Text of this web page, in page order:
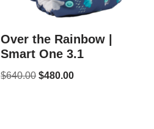
Over the Rainbow |
Smart One 3.1
$640.00 $480.00